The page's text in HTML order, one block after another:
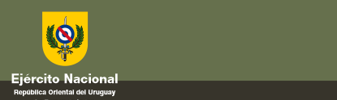
reseña histórica
83° aniversario de la